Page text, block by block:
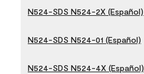
N524-SDS N524-2X (Español)
N524-SDS N524-01 (Español)
N524-SDS N524-4X (Español)